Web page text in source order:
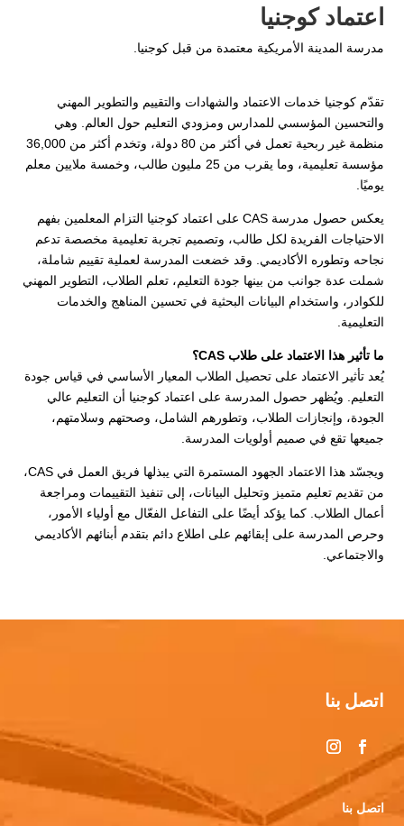
اعتماد كوجنيا
مدرسة المدينة الأمريكية معتمدة من قبل كوجنيا.
تقدّم كوجنيا خدمات الاعتماد والشهادات والتقييم والتطوير المهني
والتحسين المؤسسي للمدارس ومزودي التعليم حول العالم. وهي
منظمة غير ربحية تعمل في أكثر من 80 دولة، وتخدم أكثر من 36,000
مؤسسة تعليمية، وما يقرب من 25 مليون طالب، وخمسة ملايين معلم
يوميًا.
يعكس حصول مدرسة CAS على اعتماد كوجنيا التزام المعلمين بفهم
الاحتياجات الفريدة لكل طالب، وتصميم تجربة تعليمية مخصصة تدعم
نجاحه وتطوره الأكاديمي. وقد خضعت المدرسة لعملية تقييم شاملة،
شملت عدة جوانب من بينها جودة التعليم، تعلم الطلاب، التطوير المهني
للكوادر، واستخدام البيانات البحثية في تحسين المناهج والخدمات
التعليمية.
ما تأثير هذا الاعتماد على طلاب CAS؟
يُعد تأثير الاعتماد على تحصيل الطلاب المعيار الأساسي في قياس جودة
التعليم. ويُظهر حصول المدرسة على اعتماد كوجنيا أن التعليم عالي
الجودة، وإنجازات الطلاب، وتطورهم الشامل، وصحتهم وسلامتهم،
جميعها تقع في صميم أولويات المدرسة.
ويجسّد هذا الاعتماد الجهود المستمرة التي يبذلها فريق العمل في CAS،
من تقديم تعليم متميز وتحليل البيانات، إلى تنفيذ التقييمات ومراجعة
أعمال الطلاب. كما يؤكد أيضًا على التفاعل الفعّال مع أولياء الأمور،
وحرص المدرسة على إبقائهم على اطلاع دائم بتقدم أبنائهم الأكاديمي
والاجتماعي.
اتصل بنا
اتصل بنا